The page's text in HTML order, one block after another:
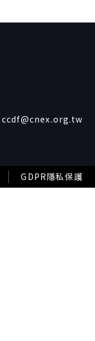
ccdf@cnex.org.tw
GDPR隱私保護